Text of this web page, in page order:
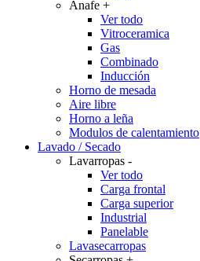
Anafe +
Ver todo
Vitroceramica
Gas
Combinado
Inducción
Horno de mesada
Aire libre
Horno a leña
Modulos de calentamiento
Lavado / Secado
Lavarropas -
Ver todo
Carga frontal
Carga superior
Industrial
Panelable
Lavasecarropas